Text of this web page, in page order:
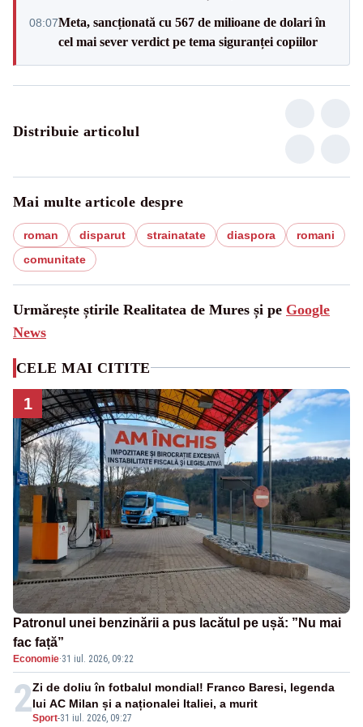
08:07Meta, sancționată cu 567 de milioane de dolari în
cel mai sever verdict pe tema siguranței copiilor
Distribuie articolul
Mai multe articole despre
roman disparut strainatate diaspora
romani
comunitate
Urmărește știrile Realitatea de Mures și pe Google
News
CELE MAI CITITE
1
Patronul unei benzinării a pus lacătul pe ușă: ”Nu mai
fac față”
Economie·31 iul. 2026, 09:22
2Sport-31 iul. 2026, 09:27
Zi de doliu în fotbalul mondial! Franco Baresi, legenda
lui AC Milan și a naționalei Italiei, a murit